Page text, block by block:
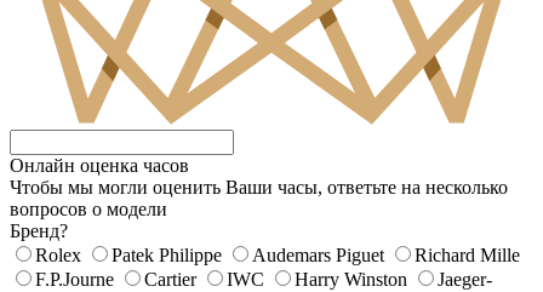
Онлайн оценка часов
Чтобы мы могли оценить Ваши часы, ответьте на несколько
вопросов о модели
Бренд?
Rolex
Patek Philippe Audemars Piguet
Richard Mille
F.P.Journe
Cartier IWC Harry Winston
Jaeger-